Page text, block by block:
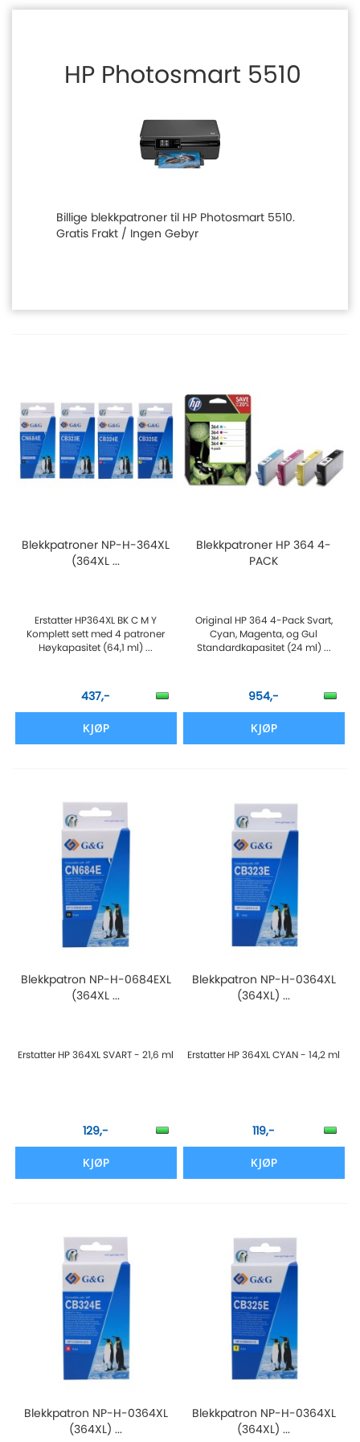
HP Photosmart 5510
Billige blekkpatroner til HP Photosmart 5510.
Gratis Frakt / Ingen Gebyr
Blekkpatroner NP-H-364XL
(364XL ...
Erstatter HP364XL BK C M Y
Komplett sett med 4 patroner
Høykapasitet (64,1 ml) ...
437,-
KJØP
Blekkpatroner HP 364 4-
PACK
Original HP 364 4-Pack Svart,
Cyan, Magenta, og Gul
Standardkapasitet (24 ml) ...
954,-
KJØP
Blekkpatron NP-H-0684EXL
(364XL ...
Erstatter HP 364XL SVART - 21,6 ml
129,-
KJØP
Blekkpatron NP-H-0364XL
(364XL) ...
Erstatter HP 364XL CYAN - 14,2 ml
119,-
KJØP
Blekkpatron NP-H-0364XL
(364XL) ...
Blekkpatron NP-H-0364XL
(364XL) ...